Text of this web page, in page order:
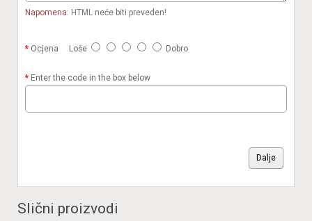
Napomena: HTML neće biti preveden!
Ocjena Loše Dobro
Enter the code in the box below
Dalje
Slični proizvodi